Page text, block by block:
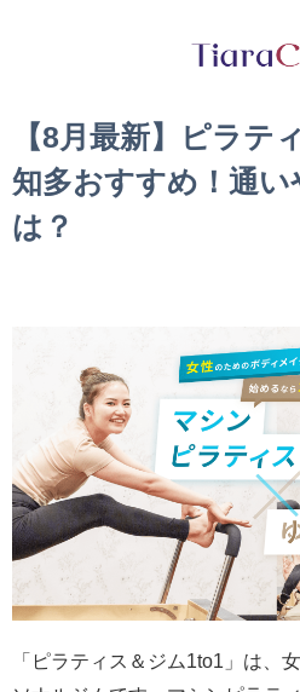
【8月最新】ピラテ
知多おすすめ！通
は？
「ピラティス＆ジム1to1」は、